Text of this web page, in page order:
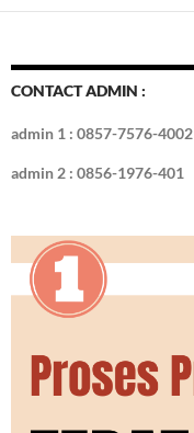
CONTACT ADMIN :
admin 1 : 0857-7576-4002
admin 2 : 0856-1976-401